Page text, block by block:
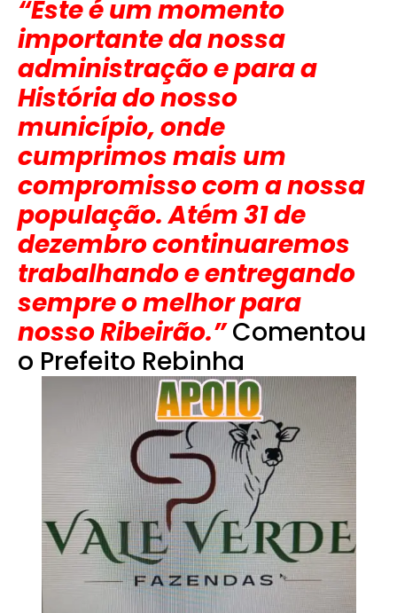
“Este é um momento
importante da nossa
administração e para a
História do nosso
município, onde
cumprimos mais um
compromisso com a nossa
população. Atém 31 de
dezembro continuaremos
trabalhando e entregando
sempre o melhor para
nosso Ribeirão.”Comentou
o Prefeito Rebinha